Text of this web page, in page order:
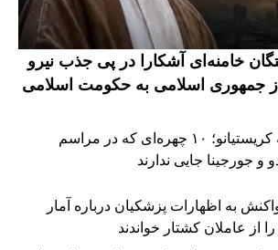
خامنه‌ای آشکارا در پی جذب نیرو
جمهوری اسلامی به حکومت اسلامی
لیست ممنوعه کریستیانو؛ ۱۰ چهره‌ای که در مراسم
و جورجینا جایی ندارند
به اظهارات پزشکیان درباره آمار
را از عاملان کشتار خواندند